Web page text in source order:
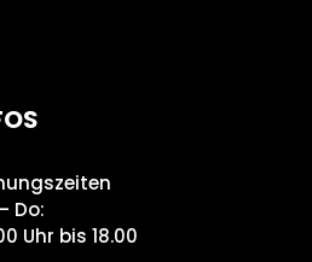
Do:
Uhr bis 18.00